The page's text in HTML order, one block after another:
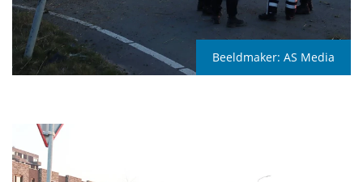
Beeldmaker: AS Media